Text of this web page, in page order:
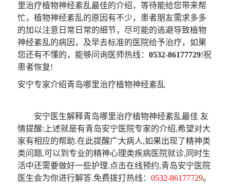
里治疗植物神经紊乱最佳的介绍，等待能给您带来帮
忙，植物神经紊乱的原因有不少，患者朋友需求多多
的加以注意日常日常的细节，尽可能的逃避导致植物
神经紊乱的病因，及早去标准的医院给予治疗，如果
您还有不懂的，能够问询医师热线：0532-86177729!祝
患者恢复!
安宁专家介绍青岛哪里治疗植物神经紊乱
安宁医生解释青岛哪里治疗植物神经紊乱最佳 友
情提醒:上述就是有青岛安宁医院专家的介绍,希望对大
家有相应的帮助.在此提醒广大病人,如果出现了精神类
类问题,可以到专业的精神心理类疾病医院就诊,同时生
活中还需要做好一些护理.点击在线预约,青岛安宁医院
医生会为你进行解答.免费拨打热线：0532-86177729。